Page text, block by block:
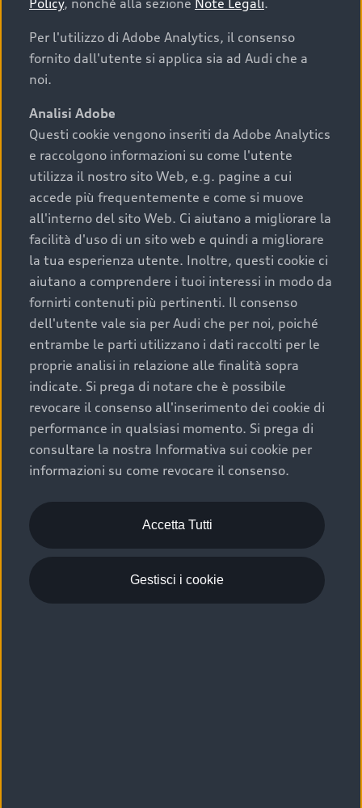
auto
I requisiti fondamentali da considerare prima di
acquistare un’auto usata, oltre al prezzo e all'aspetto,
chilometraggio: un valore contenuto corrisponde a
uno stato migliore del veicolo e a una maggiore
durata nel tempo;
cronologia dei tagliandi: una documentazione
completa della vettura certifica una manutenzione
costante e accurata;
condizioni della carrozzeria e degli interni: una
buona conservazione evidenzia cura e attenzione del
precedente proprietario;
efficienza meccanica: motore, trasmissione e
componenti principali in ottimo stato garantiscono
prestazioni affidabili e sicure.
Acquistare un’auto usata in una Concessionaria ufficiale
Audi che offre l’usato garantito tramite Audi Prima
Scelta :plus, significa affidarsi ad un prodotto che viene
sottoposto a 110 controlli approfonditi e coperto da
garanzia fino a 4 anni per una maggiore tutela del tuo
acquisto.
Policy, nonché alla sezione Note Legali.
Per l'utilizzo di Adobe Analytics, il consenso
fornito dall'utente si applica sia ad Audi che a
noi.
Analisi Adobe
Questi cookie vengono inseriti da Adobe Analytics
e raccolgono informazioni su come l'utente
utilizza il nostro sito Web, e.g. pagine a cui
accede più frequentemente e come si muove
all'interno del sito Web. Ci aiutano a migliorare la
facilità d'uso di un sito web e quindi a migliorare
la tua esperienza utente. Inoltre, questi cookie ci
aiutano a comprendere i tuoi interessi in modo da
fornirti contenuti più pertinenti. Il consenso
dell'utente vale sia per Audi che per noi, poiché
entrambe le parti utilizzano i dati raccolti per le
proprie analisi in relazione alle finalità sopra
indicate. Si prega di notare che è possibile
revocare il consenso all'inserimento dei cookie di
performance in qualsiasi momento. Si prega di
consultare la nostra Informativa sui cookie per
informazioni su come revocare il consenso.
Accetta Tutti
Gestisci i cookie